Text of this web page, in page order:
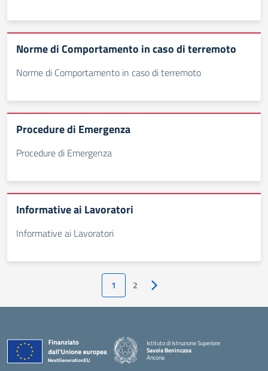
Norme di Comportamento in caso di terremoto
Norme di Comportamento in caso di terremoto
Procedure di Emergenza
Procedure di Emergenza
Informative ai Lavoratori
Informative ai Lavoratori
1 2 Pagina successiva
Istituto di Istruzione Superiore
Savoia Benincasa
Ancona